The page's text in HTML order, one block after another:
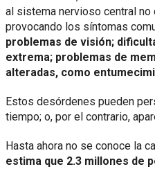
al sistema nervioso central no
provocando los síntomas
problemas de visión;
extrema; problemas de
alteradas, como
Estos desórdenes pueden
tiempo; o, por el contrario,
Hasta ahora no se conoce la
estima que 2.3 millones de